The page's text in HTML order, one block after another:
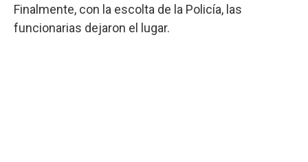
Finalmente, con la escolta de la Policía, las
funcionarias dejaron el lugar.